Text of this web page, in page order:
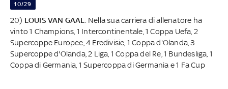
10/29
20) LOUIS VAN GAAL
. Nella sua carriera di allenatore ha
vinto 1 Champions, 1 Intercontinentale, 1 Coppa Uefa, 2
Supercoppe Europee, 4 Eredivisie, 1 Coppa d'Olanda, 3
Supercoppe d'Olanda, 2 Liga, 1 Coppa del Re, 1 Bundesliga, 1
Coppa di Germania, 1 Supercoppa di Germania e 1 Fa Cup